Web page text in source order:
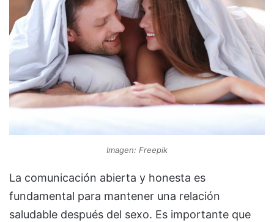
Imagen: Freepik
La comunicación abierta y honesta es
fundamental para mantener una relación
saludable después del sexo. Es importante que